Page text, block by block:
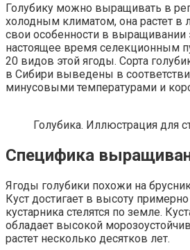
Голубику можно выращивать в
холодным климатом, она растет в
свои особенности в выращивании
настоящее время селекционным
20 видов этой ягоды. Сорта
в Сибири выведены в
минусовыми температурами и
Голубика. Иллюстрация для
Специфика
Ягоды голубики похожи на
Куст достигает в высоту
кустарника стелятся по земле.
обладает высокой
растет несколько десятков лет.